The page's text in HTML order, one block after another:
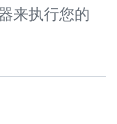
来执行您的